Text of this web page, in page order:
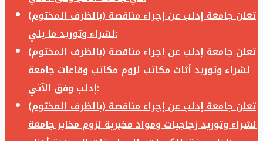
تعلن جامعة إدلب عن إجراء مناقصة (بالظرف المختوم)
لشراء وتوريد ما يلي:
تعلن جامعة إدلب عن إجراء مناقصة (بالظرف المختوم)
لشراء وتوريد أثاث مكاتب لزوم مكاتب وقاعات جامعة
إدلب وفق الآتي:
تعلن جامعة إدلب عن إجراء مناقصة (بالظرف المختوم)
لشراء وتوريد زجاجيات ومواد مخبرية لزوم مخابر جامعة